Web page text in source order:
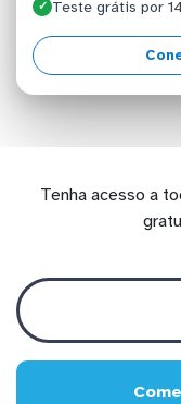
✓ Teste grátis por
Tenha acesso a